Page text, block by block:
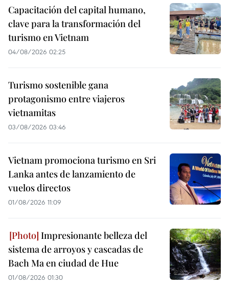
Capacitación del capital humano,
clave para la transformación del
turismo en Vietnam
04/08/2026 02:25
Turismo sostenible gana
protagonismo entre viajeros
vietnamitas
03/08/2026 03:46
Vietnam promociona turismo en Sri
Lanka antes de lanzamiento de
vuelos directos
01/08/2026 11:09
Impresionante belleza del
sistema de arroyos y cascadas de
Bach Ma en ciudad de Hue
01/08/2026 01:30